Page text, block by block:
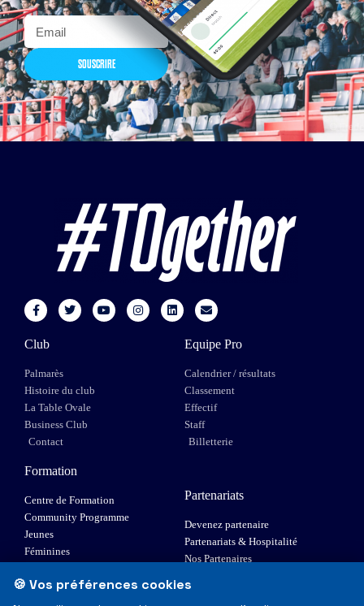
SOUSCRIRE
Club
Palmarès
Histoire du club
La Table Ovale
Business Club
Contact
Equipe Pro
Calendrier / résultats
Classement
Effectif
Staff
Billetterie
Formation
Centre de Formation
Community Programme
Jeunes
Féminines
Elite 1
Partenariats
Devenez partenaire
Partenariats & Hospitalité
Nos Partenaires
🍪 Vos préférences cookies